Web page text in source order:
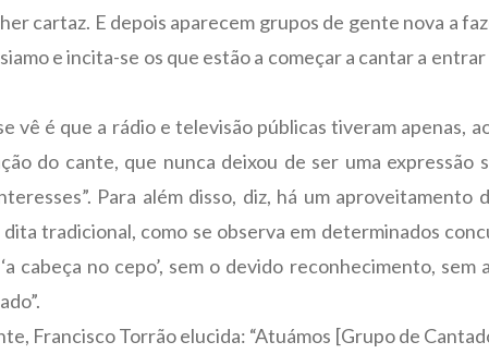
cartaz. E depois aparecem grupos de gente nova a
e incita-se os que estão a começar a cantar a
é que a rádio e televisão públicas tiveram apenas,
do cante, que nunca deixou de ser uma expressão
Para além disso, diz, há um aproveitamento
tradicional, como se observa em determinados
no cepo’, sem o devido reconhecimento, sem
Francisco Torrão elucida: “Atuámos [Grupo de